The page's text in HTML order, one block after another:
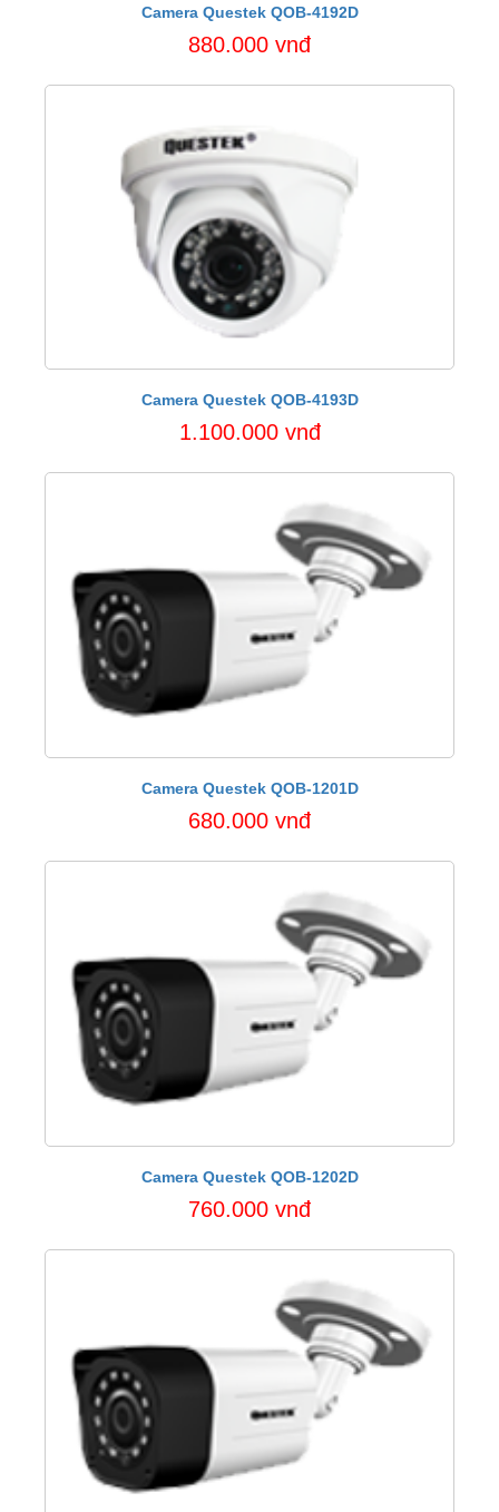
Camera Questek QOB-4192D
880.000 vnđ
Camera Questek QOB-4193D
1.100.000 vnđ
Camera Questek QOB-1201D
680.000 vnđ
Camera Questek QOB-1202D
760.000 vnđ